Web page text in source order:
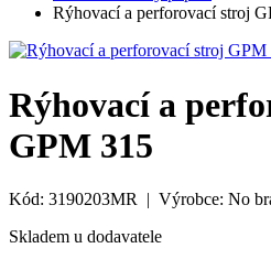
Rýhovací a perforovací stroj
Rýhovací a
GPM 315
Kód: 3190203MR | Výrobce: No
Skladem u dodavatele